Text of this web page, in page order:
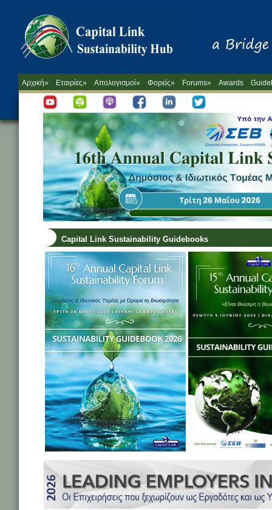
Αρχική» Εταιρίες» Απολογισμοί» Φορείς» Forums» Awards
Capital Link Sustainability Guidebooks